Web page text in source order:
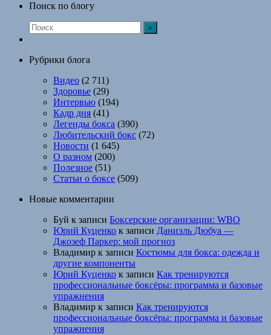
Поиск по блогу
Рубрики блога
Видео (2 711)
Здоровье (29)
Интервью (194)
Кадр дня (41)
Легенды бокса (390)
Любительский бокс (72)
Новости (1 645)
О разном (200)
Полезное (51)
Статьи о боксе (509)
Новые комментарии
Буй к записи Боксерские организации: WBO
Юрий Куценко к записи Даниэль Дюбуа —
Джозеф Паркер: мой прогноз
Владимир к записи Костюмы для бокса: одежда и
другие компоненты
Юрий Куценко к записи Как тренируются
профессиональные боксёры: программа и базовые
упражнения
Владимир к записи Как тренируются
профессиональные боксёры: программа и базовые
упражнения